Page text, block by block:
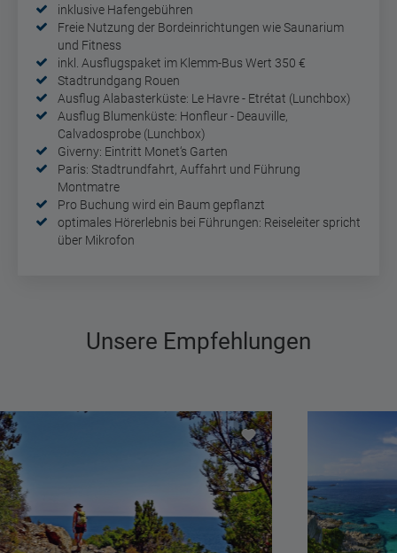
inklusive Hafengebühren
Freie Nutzung der Bordeinrichtungen wie Saunarium
und Fitness
inkl. Ausflugspaket im Klemm-Bus Wert 350 €
Stadtrundgang Rouen
Ausflug Alabasterküste: Le Havre - Etrétat (Lunchbox)
Ausflug Blumenküste: Honfleur - Deauville,
Calvadosprobe (Lunchbox)
Giverny: Eintritt Monet‘s Garten
Paris: Stadtrundfahrt, Auffahrt und Führung
Montmatre
Pro Buchung wird ein Baum gepflanzt
optimales Hörerlebnis bei Führungen: Reiseleiter spricht
über Mikrofon
Unsere Empfehlungen